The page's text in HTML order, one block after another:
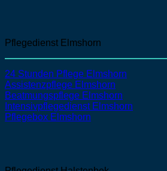
Pflegedienst Elmshorn
24 Stunden Pflege Elmshorn
Assistenzpflege Elmshorn
Beatmungspflege Elmshorn
Intensivpflegedienst Elmshorn
Pflegebox Elmshorn